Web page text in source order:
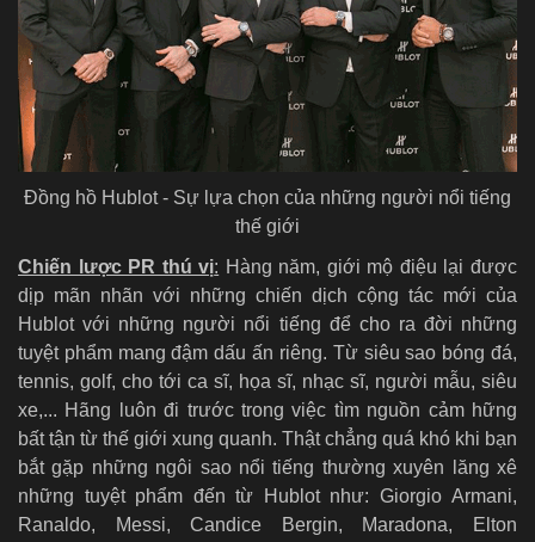
Đồng hồ Hublot - Sự lựa chọn của những người nổi tiếng
thế giới
Chiến lược PR thú vị: Hàng năm, giới mộ điệu lại được
dịp mãn nhãn với những chiến dịch cộng tác mới của
Hublot với những người nổi tiếng để cho ra đời những
tuyệt phẩm mang đậm dấu ấn riêng. Từ siêu sao bóng đá,
tennis, golf, cho tới ca sĩ, họa sĩ, nhạc sĩ, người mẫu, siêu
xe,... Hãng luôn đi trước trong việc tìm nguồn cảm hững
bất tận từ thế giới xung quanh. Thật chẳng quá khó khi bạn
bắt gặp những ngôi sao nổi tiếng thường xuyên lăng xê
những tuyệt phẩm đến từ Hublot như: Giorgio Armani,
Ranaldo, Messi, Candice Bergin, Maradona, Elton